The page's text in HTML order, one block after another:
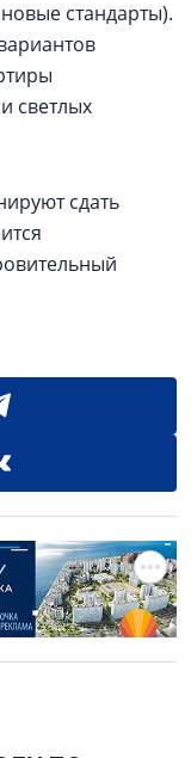
стандарты).
светлых
сдать